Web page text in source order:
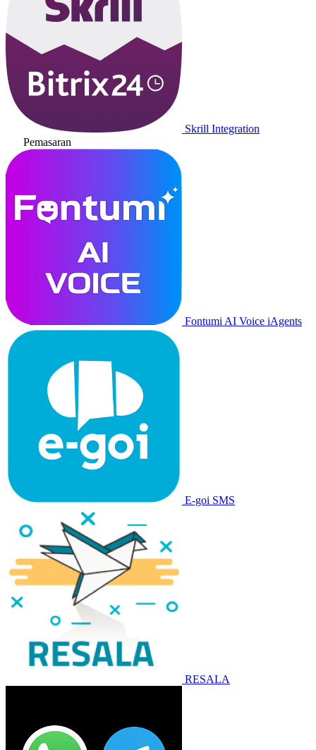
Skrill Integration
Pemasaran
Fontumi AI Voice iAgents
E-goi SMS
RESALA